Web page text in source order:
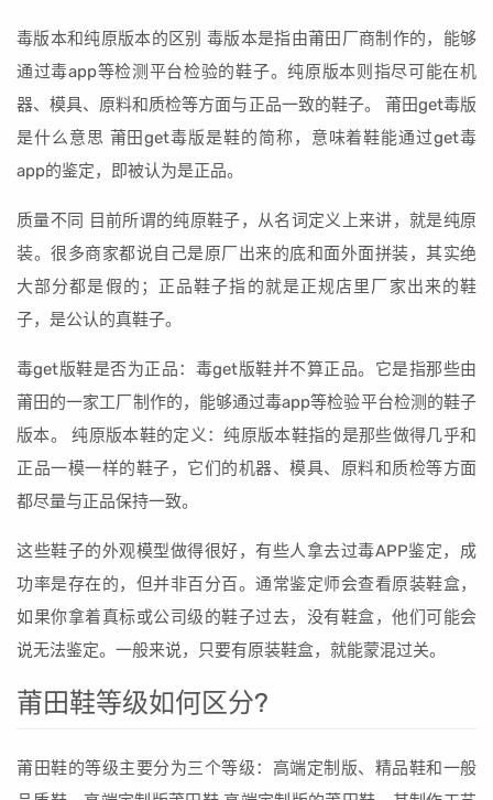
毒版本和纯原版本的区别 毒版本是指由莆田厂商制作的，能够
通过毒app等检测平台检验的鞋子。纯原版本则指尽可能在机
器、模具、原料和质检等方面与正品一致的鞋子。 莆田get毒版
是什么意思 莆田get毒版是鞋的简称，意味着鞋能通过get毒
app的鉴定，即被认为是正品。
质量不同 目前所谓的纯原鞋子，从名词定义上来讲，就是纯原
装。很多商家都说自己是原厂出来的底和面外面拼装，其实绝
大部分都是假的；正品鞋子指的就是正规店里厂家出来的鞋
子，是公认的真鞋子。
毒get版鞋是否为正品：毒get版鞋并不算正品。它是指那些由
莆田的一家工厂制作的，能够通过毒app等检验平台检测的鞋子
版本。 纯原版本鞋的定义：纯原版本鞋指的是那些做得几乎和
正品一模一样的鞋子，它们的机器、模具、原料和质检等方面
都尽量与正品保持一致。
这些鞋子的外观模型做得很好，有些人拿去过毒APP鉴定，成
功率是存在的，但并非百分百。通常鉴定师会查看原装鞋盒，
如果你拿着真标或公司级的鞋子过去，没有鞋盒，他们可能会
说无法鉴定。一般来说，只要有原装鞋盒，就能蒙混过关。
莆田鞋等级如何区分?
莆田鞋的等级主要分为三个等级：高端定制版、精品鞋和一般